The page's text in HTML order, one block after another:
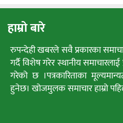
हाम्रो बारे
रुपन्देही खबरले सवै प्रकारका
गर्दै विशेष गरेर स्थानीय समाचारलाई
गरेको छ ।पत्रकारिताका
हुनेछ। खोजमुलक समाचार हाम्रो